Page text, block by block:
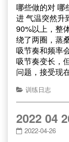
哪些做的对 哪
进 气温突然升
90%以上，整
绕了两圈，蒸
吸节奏和频率
吸节奏变长，
问题，接受现
训练日志
2022 04
2022-04-26